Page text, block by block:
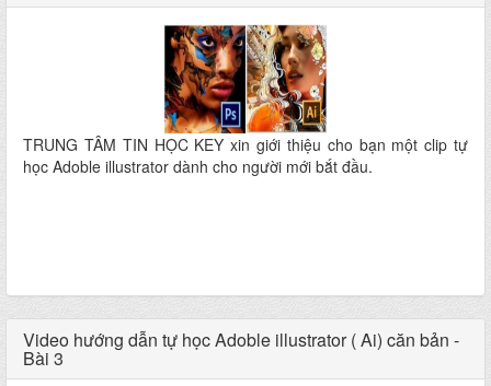
TRUNG TÂM TIN HỌC KEY xin giới thiệu cho bạn một clip tự
học Adoble illustrator dành cho người mới bắt đầu.
Video hướng dẫn tự học Adoble illustrator ( Ai) căn bản -
Bài 3